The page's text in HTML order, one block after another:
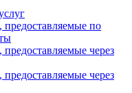
по
через
через